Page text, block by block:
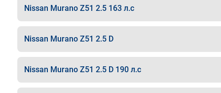
Nissan Murano Z51 2.5 163 л.с
Nissan Murano Z51 2.5 D
Nissan Murano Z51 2.5 D 190 л.с